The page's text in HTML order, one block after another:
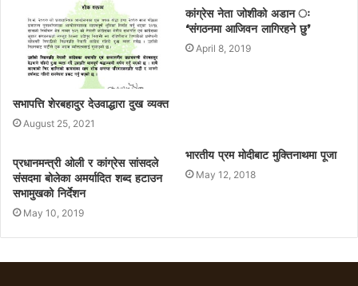
सभापत्ति शेरबहादुर देउवाद्धारा दुख व्यक्त
August 25, 2021
कांग्रेस नेता जोशीको अडान ः
‘संगठनमा आजिवन लागिरहने छु’
April 8, 2019
प्रधानमन्त्री ओली र कांग्रेस सांसदले
संसदमा बोलेका अमर्यादित शब्द हटाउन
सभामुखको निर्देशन
May 10, 2019
भारतीय प्रम मोदीबाट मुक्तिनाथमा पूजा
May 12, 2018